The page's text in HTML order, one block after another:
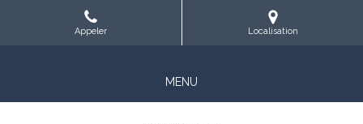
Appeler Localisation
MENU